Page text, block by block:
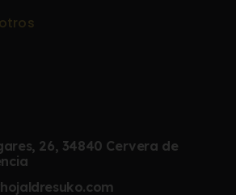
26, 34840 Cervera de